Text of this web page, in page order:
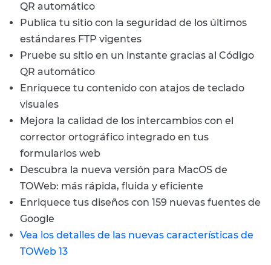
QR automático
Publica tu sitio con la seguridad de los últimos
estándares FTP vigentes
Pruebe su sitio en un instante gracias al Código
QR automático
Enriquece tu contenido con atajos de teclado
visuales
Mejora la calidad de los intercambios con el
corrector ortográfico integrado en tus
formularios web
Descubra la nueva versión para MacOS de
TOWeb: más rápida, fluida y eficiente
Enriquece tus diseños con 159 nuevas fuentes de
Google
Vea los detalles de las nuevas características de
TOWeb 13